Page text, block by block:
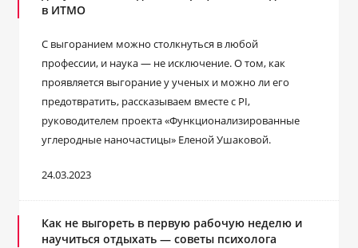
в ИТМО
С выгоранием можно столкнуться в любой
профессии, и наука — не исключение. О том, как
проявляется выгорание у ученых и можно ли его
предотвратить, рассказываем вместе с PI,
руководителем проекта «Функционализированные
углеродные наночастицы» Еленой Ушаковой.
24.03.2023
Как не выгореть в первую рабочую неделю и
научиться отдыхать — советы психолога